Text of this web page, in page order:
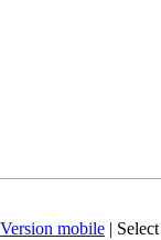
Version mobile |